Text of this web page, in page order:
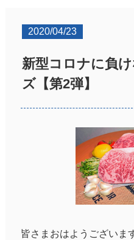
2020/04/23
新型コロナに負
ズ【第2弾】
皆さまおはようございま